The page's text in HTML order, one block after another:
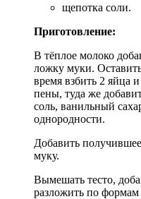
щепотка соли.
Приготовление:
В тёплое молоко
ложку муки.
время взбить 2 яйца
пены, туда же
соль, ванильный
однородности.
Добавить
муку.
Вымешать тесто,
разложить по формам